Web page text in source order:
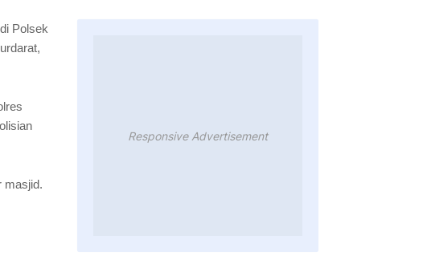
Polsek
masjid.
Responsive Advertisement